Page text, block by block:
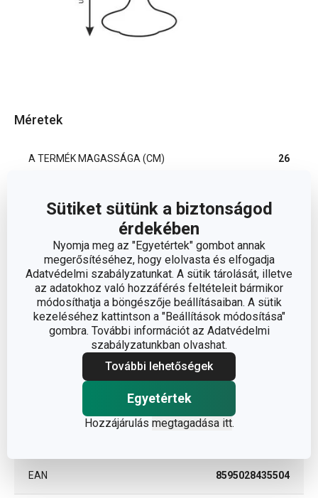
Sütiket sütünk a biztonságod
érdekében
Nyomja meg az "Egyetértek" gombot annak
megerősítéséhez, hogy elolvasta és elfogadja
Adatvédelmi szabályzatunkat. A sütik tárolását, illetve
az adatokhoz való hozzáférés feltételeit bármikor
módosíthatja a böngészője beállításaiban. A sütik
kezeléséhez kattintson a "Beállítások módosítása"
gombra. További információt az Adatvédelmi
szabályzatunkban olvashat.
További lehetőségek
Egyetértek
Hozzájárulás megtagadása itt.
Méretek
A TERMÉK MAGASSÁGA (CM) 26
Egyéb paraméterek
ANYAG kristályüveg
BESOROLÁS pohár
EAN 8595028435504